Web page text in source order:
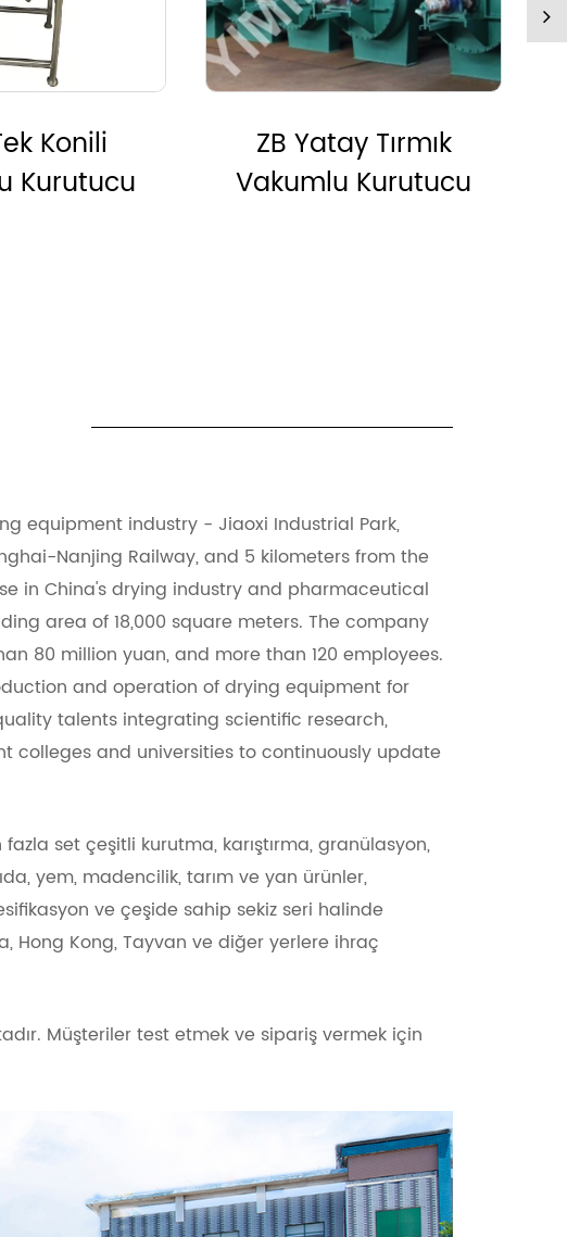
Tırmık
Kurutucu
LPG Santrifüj Sprey
Kurutucu
equipment industry - Jiaoxi Industrial Park,
Nanjing Railway, and 5 kilometers from the
in China's drying industry and pharmaceutical
area of ​​18,000 square meters. The company
80 million yuan, and more than 120 employees.
and operation of drying equipment for
talents integrating scientific research,
colleges and universities to continuously update
set çeşitli kurutma, karıştırma, granülasyon,
yem, madencilik, tarım ve yan ürünler,
ve çeşide sahip sekiz seri halinde
Hong Kong, Tayvan ve diğer yerlere ihraç
Müşteriler test etmek ve sipariş vermek için